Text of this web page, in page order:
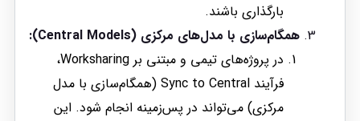
بارگذاری باشند.
همگام‌سازی با مدل‌های مرکزی (Central Models):
در پروژه‌های تیمی و مبتنی بر Worksharing،
فرآیند Sync to Central (همگام‌سازی با مدل
مرکزی) می‌تواند در پس‌زمینه انجام شود. این